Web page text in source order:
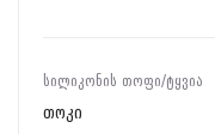
ᲡᲘᲚᲘᲙᲝᲜᲘᲡ ᲗᲝᲤᲘ/ᲢᲧᲕᲘᲐ
თოკი